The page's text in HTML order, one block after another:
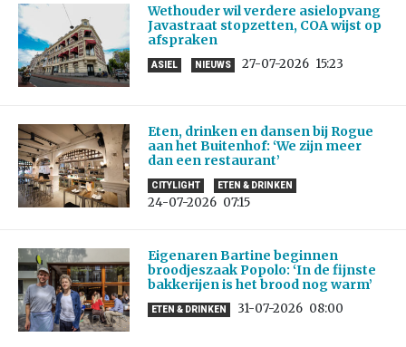
Wethouder wil verdere asielopvang
Javastraat stopzetten, COA wijst op
afspraken
ASIEL NIEUWS 27-07-2026 15:23
Eten, drinken en dansen bij Rogue
aan het Buitenhof: ‘We zijn meer
dan een restaurant’
CITYLIGHT ETEN & DRINKEN
24-07-2026 07:15
Eigenaren Bartine beginnen
broodjeszaak Popolo: ‘In de fijnste
bakkerijen is het brood nog warm’
ETEN & DRINKEN 31-07-2026 08:00